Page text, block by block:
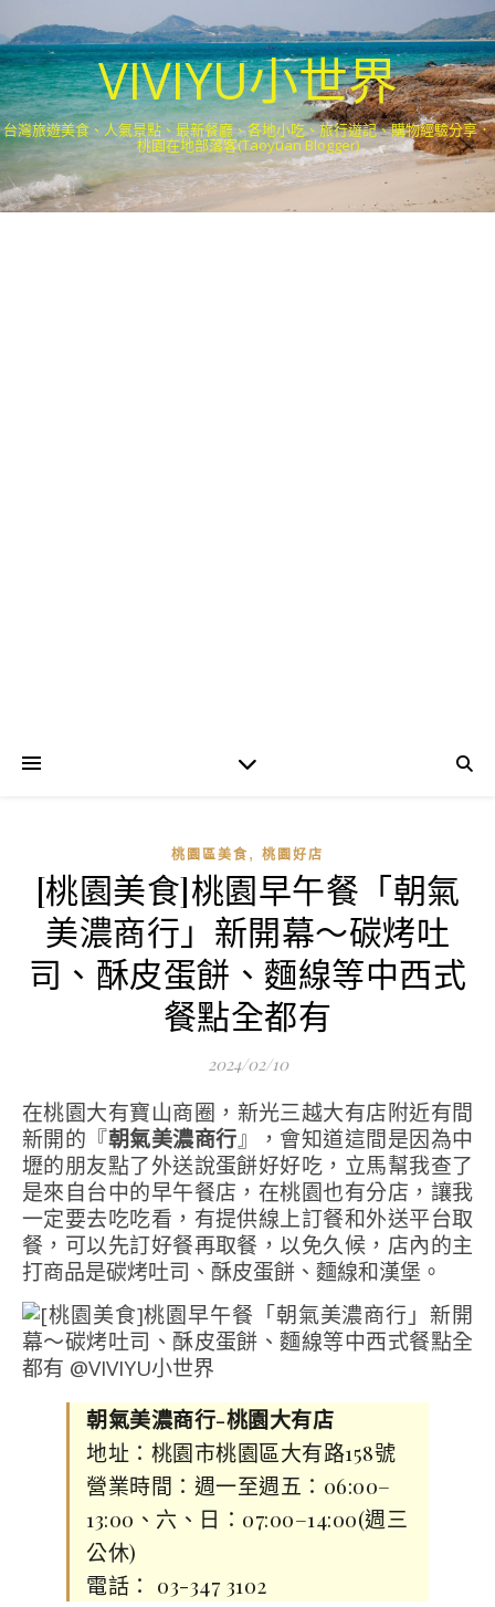
VIVIYU小世界
台灣旅遊美食、人氣景點、最新餐廳、各地小吃、旅行遊記、購物經驗分享．
桃園在地部落客(Taoyuan Blogger)
桃園區美食 , 桃園好店
[桃園美食]桃園早午餐「朝氣
美濃商行」新開幕～碳烤吐
司、酥皮蛋餅、麵線等中西式
餐點全都有
2024/02/10
在桃園大有寶山商圈，新光三越大有店附近有間
新開的『朝氣美濃商行』，會知道這間是因為中
壢的朋友點了外送說蛋餅好好吃，立馬幫我查了
是來自台中的早午餐店，在桃園也有分店，讓我
一定要去吃吃看，有提供線上訂餐和外送平台取
餐，可以先訂好餐再取餐，以免久候，店內的主
打商品是碳烤吐司、酥皮蛋餅、麵線和漢堡。
朝氣美濃商行-桃園大有店
地址：桃園市桃園區大有路158號
營業時間：週一至週五：06:00–
13:00、六、日：07:00–14:00(週三
公休)
電話： 03-347 3102